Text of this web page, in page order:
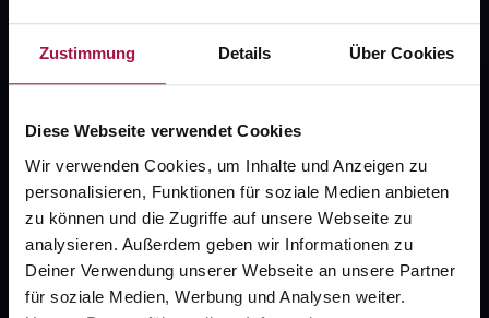
Zustimmung Details Über Cookies
Diese Webseite verwendet Cookies
Wir verwenden Cookies, um Inhalte und Anzeigen zu
personalisieren, Funktionen für soziale Medien anbieten
zu können und die Zugriffe auf unsere Webseite zu
analysieren. Außerdem geben wir Informationen zu
Deiner Verwendung unserer Webseite an unsere Partner
für soziale Medien, Werbung und Analysen weiter.
Über uns
PAYBACK
gesund-versorger.de
Sanitätshäuser